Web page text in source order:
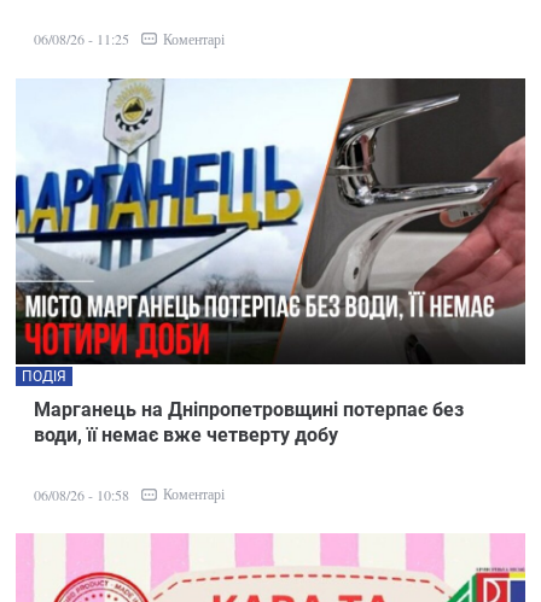
06/08/26 - 11:25 Коментарі
Марганець на Дніпропетровщині потерпає без
води, її немає вже четверту добу
ПОДІЯ
06/08/26 - 10:58 Коментарі